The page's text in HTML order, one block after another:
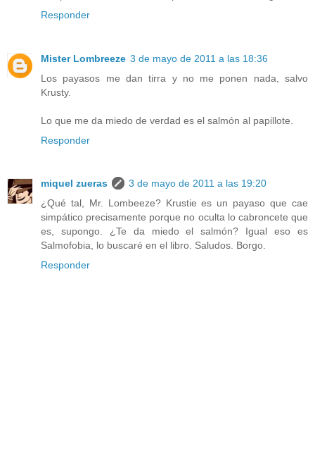
Responder
Mister Lombreeze 3 de mayo de 2011 a las 18:36
Los payasos me dan tirra y no me ponen nada, salvo
Krusty.
Lo que me da miedo de verdad es el salmón al papillote.
Responder
miquel zueras
3 de mayo de 2011 a las 19:20
¿Qué tal, Mr. Lombeeze? Krustie es un payaso que cae
simpático precisamente porque no oculta lo cabroncete que
es, supongo. ¿Te da miedo el salmón? Igual eso es
Salmofobia, lo buscaré en el libro. Saludos. Borgo.
Responder